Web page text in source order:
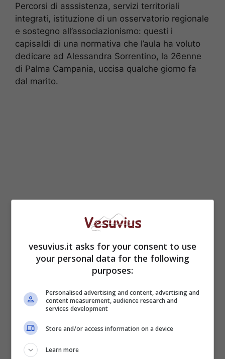
Percorsi di asssistenza, servizi territoriali
integrati, istituzione di un osservatorio regionale
e sostegno all’associazionismo: questi i
capisaldi di una normativa che l’aula ha voluto
dedicare ad Alessandra Sorrentino, la 26enne
di Palma Campania, uccisa qualche giorno fa
dal marito.
possibilità di entrare in un percorso di
assistenza clinica e psicologica in strutture
pubbliche; ci sarà inoltre l’osservatorio regionale
della rete antiviolenza che servirà a delineare
un quadro più chiaro del fenomeno, visto che in
Campania mancano dati certi: gli unici sono
quelli del centro antiviolenza dell’ospedale San
un centinaio di casi di violenza sulle donne.
vesuvius.it asks for your consent to use
your personal data for the following
purposes:
Personalised advertising and content, advertising and
content measurement, audience research and
services development
Store and/or access information on a device
Learn more